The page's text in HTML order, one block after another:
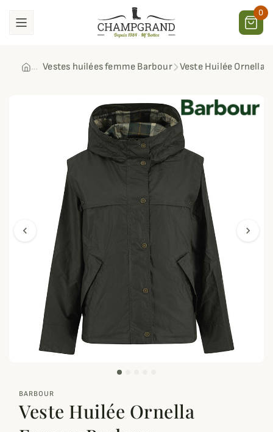
0
Vestes huilées femme Barbour Veste Huilée Ornella
chevron_left chevron_right
BARBOUR
Veste Huilée Ornella